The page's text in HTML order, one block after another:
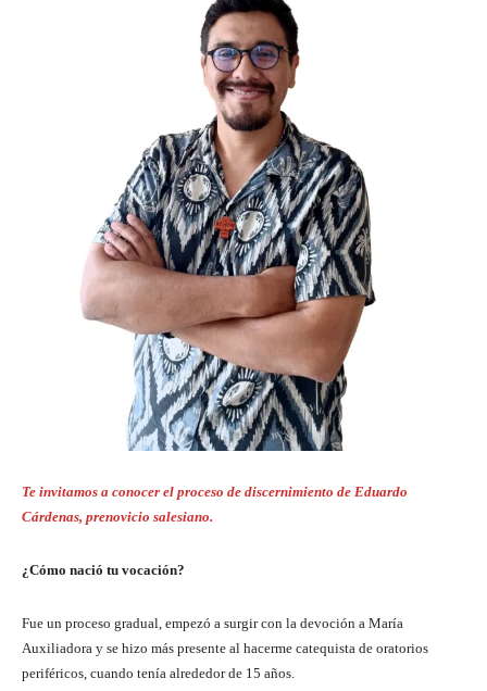
Te invitamos a conocer el proceso de discernimiento de Eduardo
Cárdenas, prenovicio salesiano.
¿Cómo nació tu vocación?
Fue un proceso gradual, empezó a surgir con la devoción a María
Auxiliadora y se hizo más presente al hacerme catequista de oratorios
periféricos, cuando tenía alrededor de 15 años.